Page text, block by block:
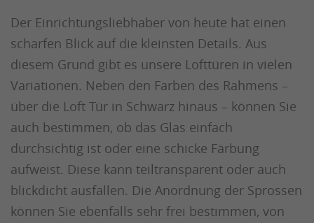
Der Einrichtungsliebhaber von heute hat einen
scharfen Blick auf die kleinsten Details. Aus
diesem Grund gibt es unsere Lofttüren in vielen
Variationen. Neben den Farben des Rahmens –
über die Loft Tür in Schwarz hinaus – können Sie
auch bestimmen, ob das Glas einfach
durchsichtig ist oder eine schicke Färbung
aufweist. Diese kann teiltransparent oder auch
blickdicht ausfallen. Die Anordnung der Sprossen
können Sie ebenfalls sehr frei bestimmen, von